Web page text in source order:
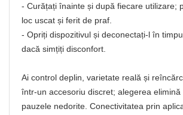
- Curățați înainte și după fiecare utilizare;
loc uscat și ferit de praf.
- Opriți dispozitivul și deconectați-l în
dacă simțiți disconfort.
Ai control deplin, varietate reală și
într-un accesoriu discret; alegerea
pauzele nedorite. Conectivitatea prin